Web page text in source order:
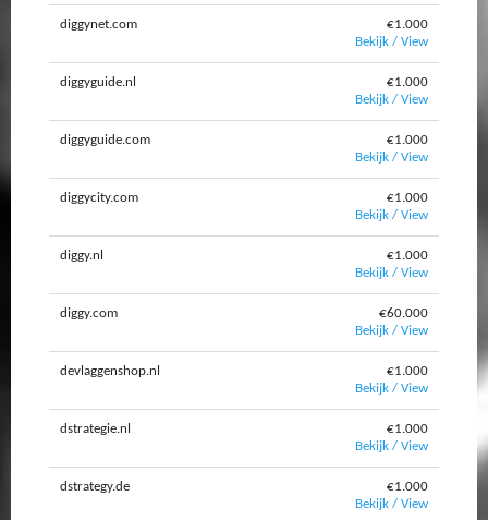
diggynet.com
€1.000
Bekijk / View
diggyguide.nl
€1.000
Bekijk / View
diggyguide.com
€1.000
Bekijk / View
diggycity.com
€1.000
Bekijk / View
diggy.nl
€1.000
Bekijk / View
diggy.com
€60.000
Bekijk / View
devlaggenshop.nl
€1.000
Bekijk / View
dstrategie.nl
€1.000
Bekijk / View
dstrategy.de
€1.000
Bekijk / View